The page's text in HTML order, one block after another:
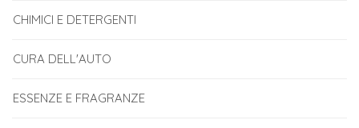
CHIMICI E DETERGENTI
CURA DELL'AUTO
ESSENZE E FRAGRANZE